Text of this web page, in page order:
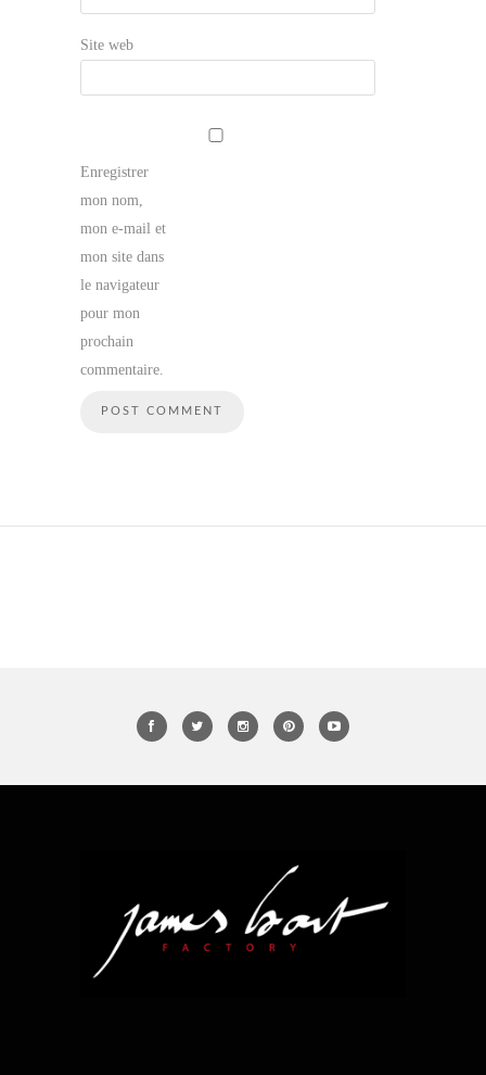
Site web
Enregistrer
mon nom,
mon e-mail et
mon site dans
le navigateur
pour mon
prochain
commentaire.